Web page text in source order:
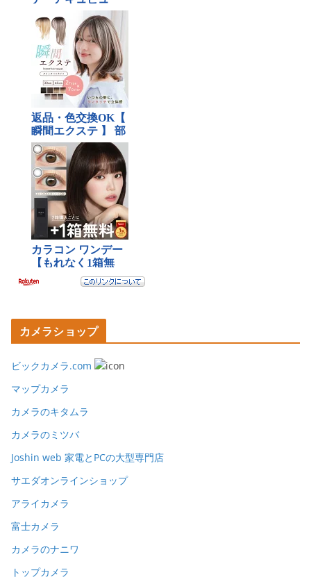
カメラショップ
ビックカメラ.com
マップカメラ
カメラのキタムラ
カメラのミツバ
Joshin web 家電とPCの大型専門店
サエダオンラインショップ
アライカメラ
富士カメラ
カメラのナニワ
トップカメラ